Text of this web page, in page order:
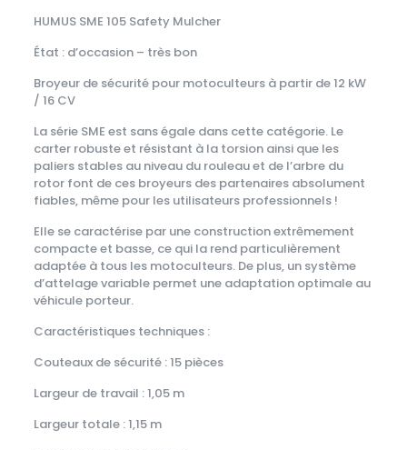
HUMUS SME 105 Safety Mulcher
État : d’occasion – très bon
Broyeur de sécurité pour motoculteurs à partir de 12 kW
/ 16 CV
La série SME est sans égale dans cette catégorie. Le
carter robuste et résistant à la torsion ainsi que les
paliers stables au niveau du rouleau et de l’arbre du
rotor font de ces broyeurs des partenaires absolument
fiables, même pour les utilisateurs professionnels !
Elle se caractérise par une construction extrêmement
compacte et basse, ce qui la rend particulièrement
adaptée à tous les motoculteurs. De plus, un système
d’attelage variable permet une adaptation optimale au
véhicule porteur.
Caractéristiques techniques :
Couteaux de sécurité : 15 pièces
Largeur de travail : 1,05 m
Largeur totale : 1,15 m